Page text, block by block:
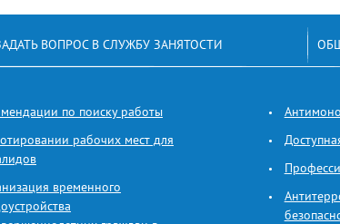
ВОПРОС В СЛУЖБУ ЗАНЯТОСТИ
по поиску работы
рабочих мест для
временного